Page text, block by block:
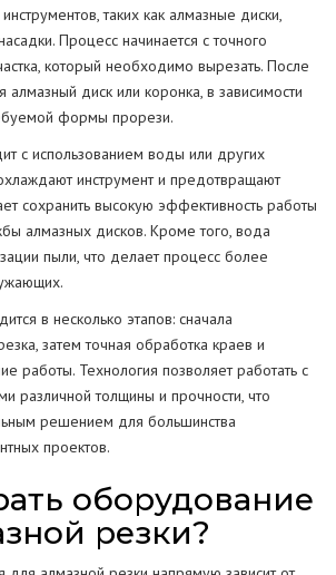
таких как алмазные диски,
Процесс начинается с точного
который необходимо вырезать. После
алмазный диск или коронка, в зависимости
формы прорези.
с использованием воды или других
инструмент и предотвращают
сохранить высокую эффективность работы
алмазных дисков. Кроме того, вода
пыли, что делает процесс более
в несколько этапов: сначала
затем точная обработка краев и
работы. Технология позволяет работать с
различной толщины и прочности, что
решением для большинства
проектов.
оборудование
резки?